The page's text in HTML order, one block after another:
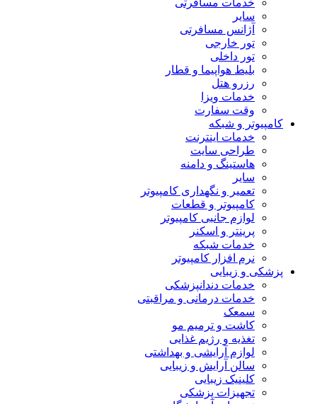
خدمات مسافرتی
سایر
آژانس مسافرتی
تور خارجی
تور داخلی
بلیط هواپیما و قطار
رزرو هتل
خدمات ویزا
وقت سفارت
کامپیوتر و شبکه
خدمات اینترنت
طراحی سایت
هاستینگ و دامنه
سایر
تعمیر و نگهداری کامپیوتر
کامپیوتر و قطعات
لوازم جانبی کامپیوتر
پرینتر و اسکنر
خدمات شبکه
نرم افزار کامپیوتر
پزشکی و زیبایی
خدمات دندانپزشکی
خدمات درمانی و مراقبتی
سمعک
کاشت و ترمیم مو
تغذیه و رژیم غذایی
لوازم آرایشی و بهداشتی
سالن آرایش و زیبایی
کلینیک زیبایی
تجهیزات پزشکی